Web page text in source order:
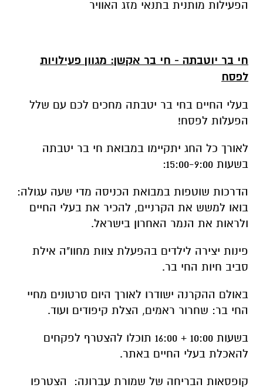
הפעילות מותנית בתנאי מזג האוויר
חי בר יוטבתה - חי בר אקשן: מגוון פעילויות
לפסח
בעלי החיים בחי בר יטבתה מחכים לכם עם שלל
הפעלות לפסח!
לאורך כל החג יתקיימו במבואת חי בר יטבתה
בשעות 15:00-9:00:
הדרכות שוטפות במבואת הכניסה מדי שעה עגולה:
בואו למשש את הקרניים, להכיר את בעלי החיים
ולראות את הנמר האחרון בישראל.
פינות יצירה לילדים בהפעלת צוות מחוו"ה אילת
סביב חיות החי בר.
באולם ההקרנה ישודרו לאורך היום סרטונים מחיי
החי בר: שחרור ראמים, הצלת קיפודים ועוד.
בשעות 10:00 + 16:00 תוכלו להצטרף לפקחים
להאכלת בעלי החיים באתר.
קופסאות הבריחה של שמורת עברונה: הצטרפו